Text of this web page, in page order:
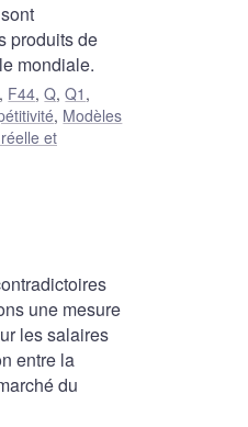
produits de
mondiale.
, F44,Q,Q1 ,
, Modèles
et
une mesure
les salaires
entre la
du